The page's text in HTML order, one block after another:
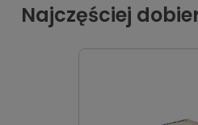
Najczęściej